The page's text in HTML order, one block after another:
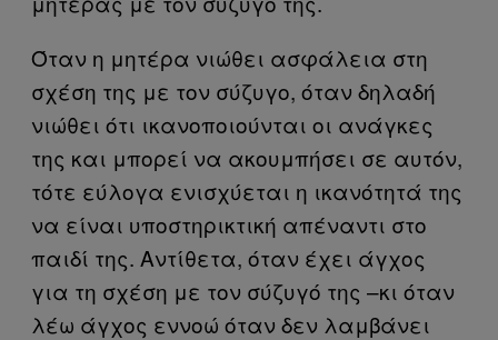
Όταν η μητέρα νιώθει ασφάλεια στη
σχέση της με τον σύζυγο, όταν δηλαδή
νιώθει ότι ικανοποιούνται οι ανάγκες
της και μπορεί να ακουμπήσει σε αυτόν,
τότε εύλογα ενισχύεται η ικανότητά της
να είναι υποστηρικτική απέναντι στο
παιδί της. Αντίθετα, όταν έχει άγχος
για τη σχέση με τον σύζυγό της –κι όταν
λέω άγχος εννοώ όταν δεν λαμβάνει